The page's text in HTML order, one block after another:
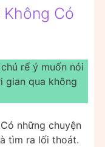
Có
rể ý muốn nói
gian qua không
những chuyện
tìm ra lối thoát.